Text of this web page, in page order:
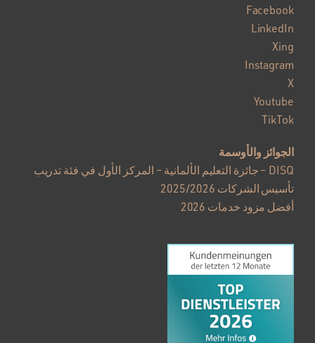
Facebook
LinkedIn
Xing
Instagram
X
Youtube
TikTok
الجوائز والأوسمة
DISQ – جائزة التعليم الألمانية – المركز الأول في فئة تدريب
تأسيس الشركات 2025/2026
أفضل مزود خدمات 2026